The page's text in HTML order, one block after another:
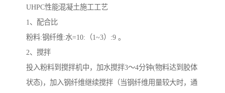
UHPC性能混凝土施工工艺
1、配合比
粉料:钢纤维:水=10:（1~3）:9 。
2、搅拌
投入粉料到搅拌机中，加水搅拌3～4分钟(物料达到胶体
状态)，加入钢纤维继续搅拌（当钢纤维用量较大时，通